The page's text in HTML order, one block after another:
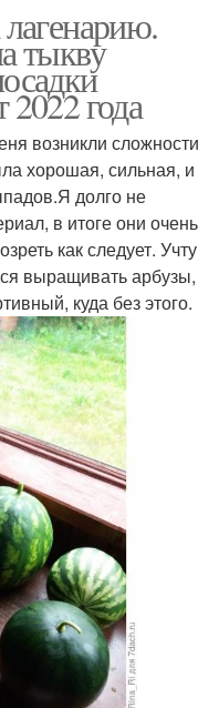
тыкву
года
возникли сложности
хорошая, сильная, и
долго не
в итоге они очень
как следует. Учту
выращивать арбузы,
куда без этого.